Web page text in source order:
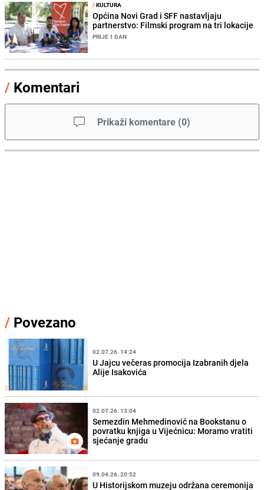
/KULTURA
Općina Novi Grad i SFF nastavljaju
partnerstvo: Filmski program na tri lokacije
PRIJE 1 DAN
/ Komentari
Prikaži komentare (0)
/ Povezano
02.07.26. 14:24
U Jajcu večeras promocija Izabranih djela
Alije Isakovića
02.07.26. 13:04
Semezdin Mehmedinović na Bookstanu o
povratku knjiga u Vijećnicu: Moramo vratiti
sjećanje gradu
09.04.26. 20:52
U Historijskom muzeju održana ceremonija